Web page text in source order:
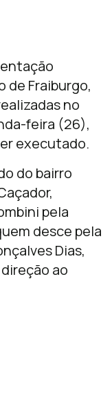
de Fraiburgo,
no
feira (26),
executado.
do bairro
pela
desce pela
Dias,
ao